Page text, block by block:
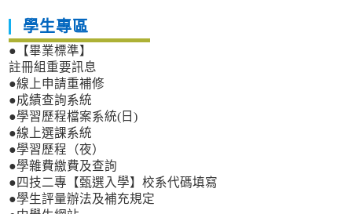
學生專區
●【畢業標準】
註冊組重要訊息
●線上申請重補修
●成績查詢系統
●學習歷程檔案系統(日)
●線上選課系統
●學習歷程（夜）
●學雜費繳費及查詢
●四技二專【甄選入學】校系代碼填寫
●學生評量辦法及補充規定